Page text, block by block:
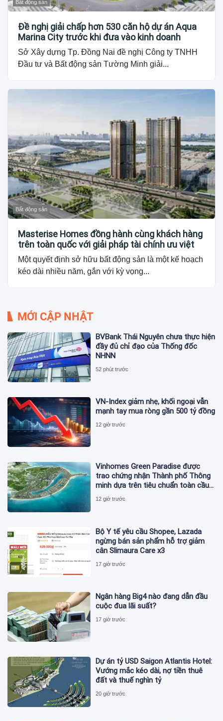
Bất động sản
Đề nghị giải chấp hơn 530 căn hộ dự án Aqua
Marina City trước khi đưa vào kinh doanh
Sở Xây dựng Tp. Đồng Nai đề nghị Công ty TNHH
Đầu tư và Bất động sản Tường Minh giải...
Bất động sản
Masterise Homes đồng hành cùng khách hàng
trên toàn quốc với giải pháp tài chính ưu việt
Một quyết định sở hữu bất động sản là một kế hoạch
kéo dài nhiều năm, gắn với kỳ vọng...
MỚI CẬP NHẬT
BVBank Thái Nguyên chưa thực hiện
đầy đủ chỉ đạo của Thống đốc
NHNN
52 phút trước
VN-Index giảm nhẹ, khối ngoại vẫn
mạnh tay mua ròng gần 500 tỷ đồng
12 giờ trước
Vinhomes Green Paradise được
trao chứng nhận Thành phố Thông
minh dựa trên tiêu chuẩn toàn cầu
ISO 37122
12 giờ trước
Bộ Y tế yêu cầu Shopee, Lazada
ngừng bán sản phẩm hỗ trợ giảm
cân Slimaura Care x3
17 giờ trước
Ngân hàng Big4 nào đang dẫn đầu
cuộc đua lãi suất?
17 giờ trước
Dự án tỷ USD Saigon Atlantis Hotel:
Vướng mắc kéo dài, nợ tiền thuê
đất và thuế nghìn tỷ
20 giờ trước